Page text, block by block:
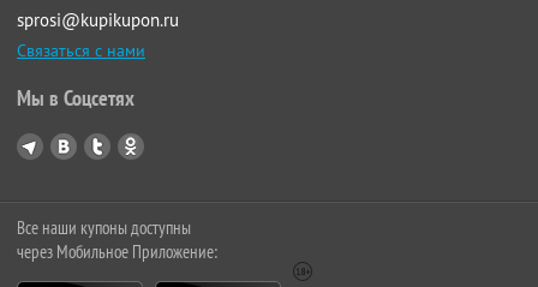
sprosi@kupikupon.ru
Связаться с нами
Мы в Соцсетях
Все наши купоны доступны
через Мобильное Приложение: